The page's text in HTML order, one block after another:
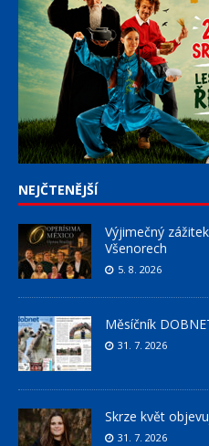
NEJČTENĚJŠÍ
Výjimečný
Všenorech
5. 8. 2026
Měsíčník
31. 7. 2026
Skrze květ
31. 7. 2026